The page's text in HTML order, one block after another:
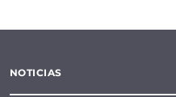
NOTICIAS